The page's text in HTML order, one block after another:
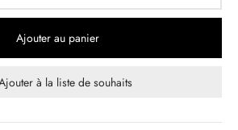
Ajouter au panier
à la liste de souhaits